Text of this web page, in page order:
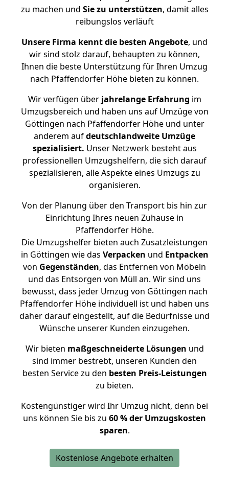
zu machen und Sie zu unterstützen, damit alles
reibungslos verläuft
Unsere Firma kennt die besten Angebote, und
wir sind stolz darauf, behaupten zu können,
Ihnen die beste Unterstützung für Ihren Umzug
nach Pfaffendorfer Höhe bieten zu können.
Wir verfügen überjahrelange Erfahrung im
Umzugsbereich und haben uns auf Umzüge von
Göttingen nach Pfaffendorfer Höhe und unter
anderem aufdeutschlandweite Umzüge
spezialisiert. Unser Netzwerk besteht aus
professionellen Umzugshelfern, die sich darauf
spezialisieren, alle Aspekte eines Umzugs zu
organisieren.
Von der Planung über den Transport bis hin zur
Einrichtung Ihres neuen Zuhause in
Pfaffendorfer Höhe.
Die Umzugshelfer bieten auch Zusatzleistungen
in Göttingen wie das Verpacken und Entpacken
von Gegenständen, das Entfernen von Möbeln
und das Entsorgen von Müll an. Wir sind uns
bewusst, dass jeder Umzug von Göttingen nach
Pfaffendorfer Höhe individuell ist und haben uns
daher darauf eingestellt, auf die Bedürfnisse und
Wünsche unserer Kunden einzugehen.
Wir bieten maßgeschneiderte Lösungen und
sind immer bestrebt, unseren Kunden den
besten Service zu den besten Preis-Leistungen
zu bieten.
Kostengünstiger wird Ihr Umzug nicht, denn bei
uns können Sie bis zu 60 % der Umzugskosten
sparen.
Kostenlose Angebote erhalten